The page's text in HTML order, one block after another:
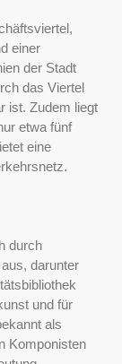
einer
der Stadt
das Viertel
ist. Zudem liegt
etwa fünf
eine
durch
darunter
und für
als
Komponisten